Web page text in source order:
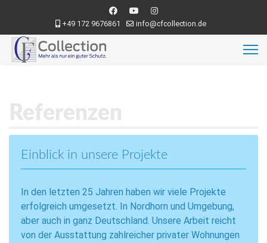
+49 172 9676861 info@cfcollection.de
Referenzen
Einblick in unsere Projekte
In den letzten 25 Jahren haben wir viele Projekte
erfolgreich umgesetzt. In Nordhorn und Umgebung,
aber auch in ganz Deutschland. Unsere Arbeit reicht
von der Ausstattung zahlreicher privater Wohnungen